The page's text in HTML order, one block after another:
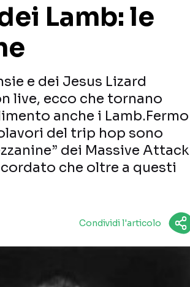
Lamb: le
e dei Jesus Lizard
live, ecco che tornano
anche i Lamb.Fermo
del trip hop sono
dei Massive Attack
che oltre a questi
Condividi l'articolo